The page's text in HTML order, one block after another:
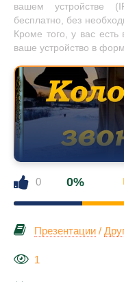
вашем устройстве
бесплатно, без
Кроме того, у вас есть
ваше устройство в
0 0%
Презентации /
1